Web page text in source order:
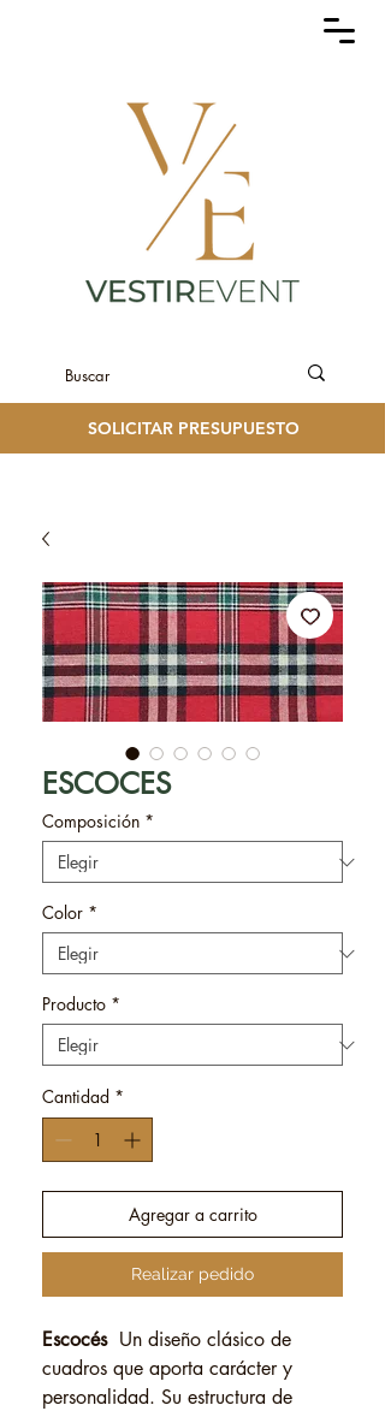
SOLICITAR PRESUPUESTO
ESCOCES
Composición *
Color *
Producto *
Cantidad *
Agregar a carrito
Realizar pedido
Escocés Un diseño clásico de
cuadros que aporta carácter y
personalidad. Su estructura de